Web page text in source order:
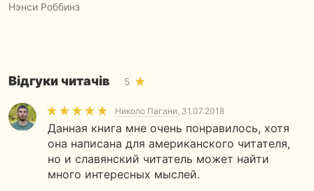
Нэнси Роббинз
Відгуки читачів 5
Николо Пагани, 31.07.2018
Данная книга мне очень понравилось, хотя
она написана для американского читателя,
но и славянский читатель может найти
много интересных мыслей.